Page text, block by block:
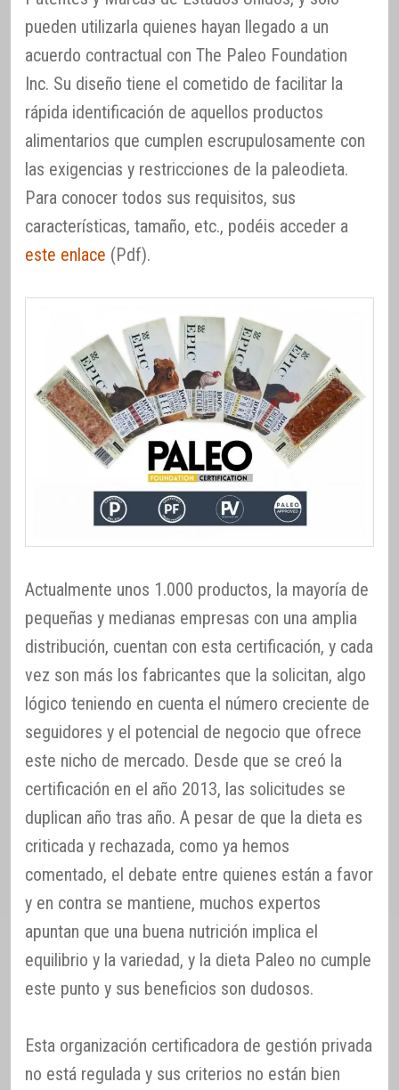
pueden utilizarla quienes hayan llegado a un
acuerdo contractual con The Paleo Foundation
Inc. Su diseño tiene el cometido de facilitar la
rápida identificación de aquellos productos
alimentarios que cumplen escrupulosamente con
las exigencias y restricciones de la paleodieta.
Para conocer todos sus requisitos, sus
características, tamaño, etc., podéis acceder a
este enlace (Pdf).
Actualmente unos 1.000 productos, la mayoría de
pequeñas y medianas empresas con una amplia
distribución, cuentan con esta certificación, y cada
vez son más los fabricantes que la solicitan, algo
lógico teniendo en cuenta el número creciente de
seguidores y el potencial de negocio que ofrece
este nicho de mercado. Desde que se creó la
certificación en el año 2013, las solicitudes se
duplican año tras año. A pesar de que la dieta es
criticada y rechazada, como ya hemos
comentado, el debate entre quienes están a favor
y en contra se mantiene, muchos expertos
apuntan que una buena nutrición implica el
equilibrio y la variedad, y la dieta Paleo no cumple
este punto y sus beneficios son dudosos.
Esta organización certificadora de gestión privada
no está regulada y sus criterios no están bien